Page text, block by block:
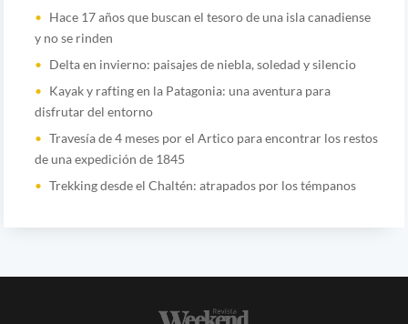
Hace 17 años que buscan el tesoro de una isla canadiense
y no se rinden
Delta en invierno: paisajes de niebla, soledad y silencio
Kayak y rafting en la Patagonia: una aventura para
disfrutar del entorno
Travesía de 4 meses por el Artico para encontrar los restos
de una expedición de 1845
Trekking desde el Chaltén: atrapados por los témpanos